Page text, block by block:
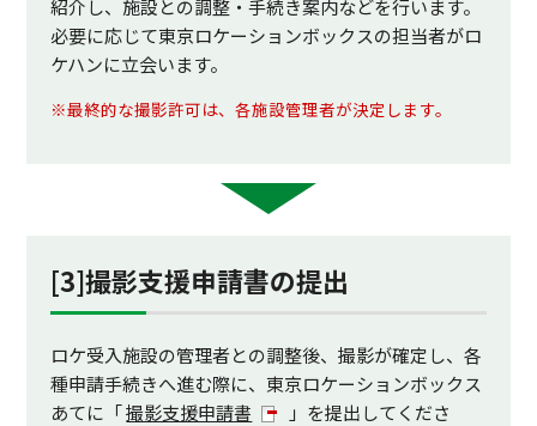
紹介し、施設との調整・手続き案内などを行います。
必要に応じて東京ロケーションボックスの担当者がロ
ケハンに立会います。
※最終的な撮影許可は、各施設管理者が決定します。
[3]撮影支援申請書の提出
ロケ受入施設の管理者との調整後、撮影が確定し、各
種申請手続きへ進む際に、東京ロケーションボックス
あてに「撮影支援申請書
」を提出してくださ